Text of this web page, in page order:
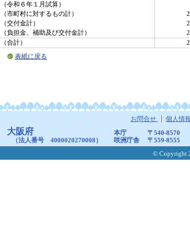
（令和６年１月試算）
（市町村に対するもの計）
（交付金計）
（負担金、補助及び交付金計）
（合計）
表紙に戻る
お問合せ 個人情
大阪府
（法人番号 4000020270008）
本庁 〒540-8570
咲洲庁舎
〒559-8555
© Copyright